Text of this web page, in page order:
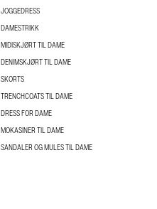
JOGGEDRESS
DAMESTRIKK
MIDISKJØRT TIL DAME
DENIMSKJØRT TIL DAME
SKORTS
TRENCHCOATS TIL DAME
DRESS FOR DAME
MOKASINER TIL DAME
SANDALER OG MULES TIL DAME